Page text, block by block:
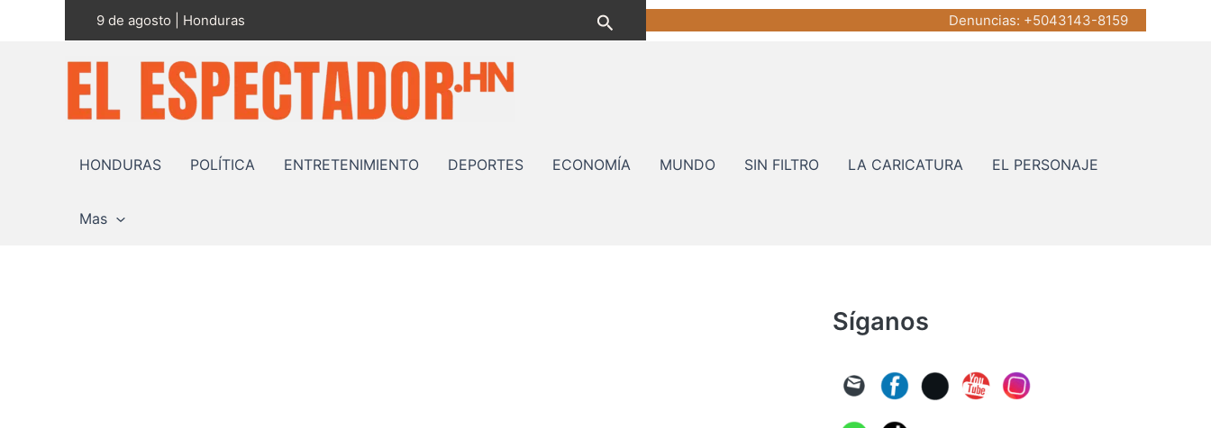
9 de agosto | Honduras Buscar Denuncias: +5043143-8159
HONDURAS POLÍTICA ENTRETENIMIENTO DEPORTES ECONOMÍA MUNDO SIN FILTRO LA CARICATURA EL PERSONAJE
Mas
Síganos